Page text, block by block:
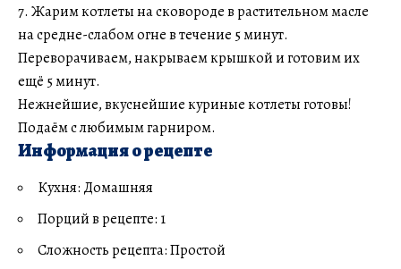
7. Жарим котлеты на сковороде в растительном масле
на средне-слабом огне в течение 5 минут.
Переворачиваем, накрываем крышкой и готовим их
ещё 5 минут.
Нежнейшие, вкуснейшие куриные котлеты готовы!
Подаём с любимым гарниром.
Информация о рецепте
Кухня: Домашняя
Порций в рецепте: 1
Сложность рецепта: Простой